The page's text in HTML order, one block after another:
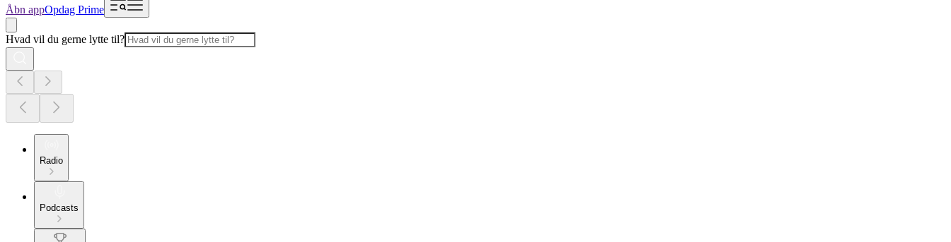
Åbn appOpdag Prime
Hvad vil du gerne lytte til?
Radio
Podcasts